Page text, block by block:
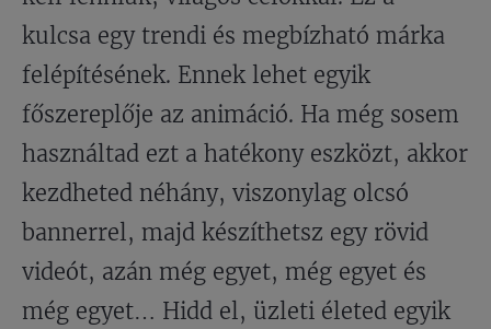
kulcsa egy trendi és megbízható márka
felépítésének. Ennek lehet egyik
főszereplője az animáció. Ha még sosem
használtad ezt a hatékony eszközt, akkor
kezdheted néhány, viszonylag olcsó
bannerrel, majd készíthetsz egy rövid
videót, azán még egyet, még egyet és
még egyet… Hidd el, üzleti életed egyik